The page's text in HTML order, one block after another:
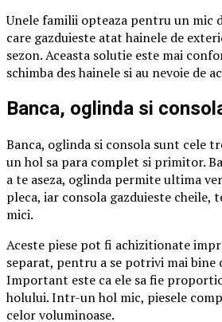
Unele familii opteaza pentru un mic
care gazduieste atat hainele de
sezon. Aceasta solutie este mai
schimba des hainele si au nevoie de
Banca, oglinda si
Banca, oglinda si consola sunt cele
un hol sa para complet si primitor.
a te aseza, oglinda permite ultima
pleca, iar consola gazduieste cheile,
mici.
Aceste piese pot fi achizitionate
separat, pentru a se potrivi mai bine
Important este ca ele sa fie
holului. Intr-un hol mic, piesele
celor voluminoase.